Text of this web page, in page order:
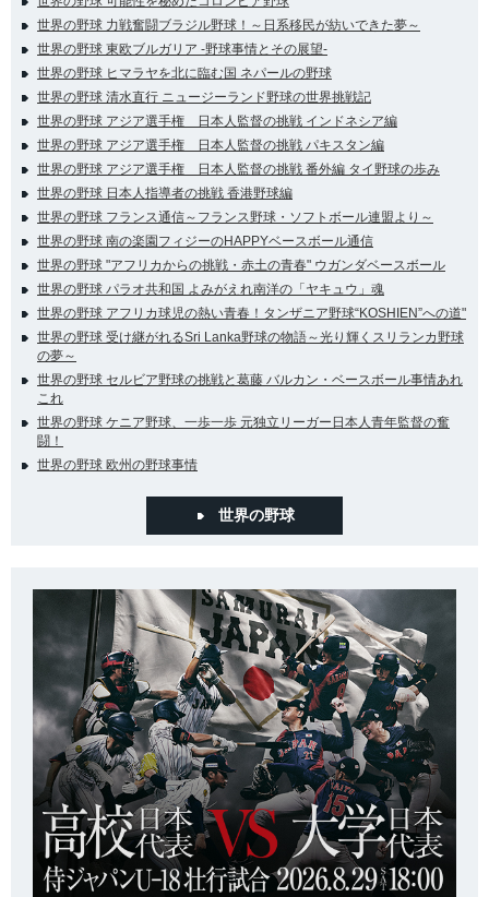
世界の野球 力戦奮闘ブラジル野球！～日系移民が紡いできた夢～
世界の野球 東欧ブルガリア -野球事情とその展望-
世界の野球 ヒマラヤを北に臨む国 ネパールの野球
世界の野球 清水直行 ニュージーランド野球の世界挑戦記
世界の野球 アジア選手権 日本人監督の挑戦 インドネシア編
世界の野球 アジア選手権 日本人監督の挑戦 パキスタン編
世界の野球 アジア選手権 日本人監督の挑戦 番外編 タイ野球の歩み
世界の野球 日本人指導者の挑戦 香港野球編
世界の野球 フランス通信～フランス野球・ソフトボール連盟より～
世界の野球 南の楽園フィジーのHAPPYベースボール通信
世界の野球 "アフリカからの挑戦・赤土の青春" ウガンダベースボール
世界の野球 パラオ共和国 よみがえれ南洋の「ヤキュウ」魂
世界の野球 アフリカ球児の熱い青春！タンザニア野球“KOSHIEN”への道"
世界の野球 受け継がれるSri Lanka野球の物語～光り輝くスリランカ野球
の夢～
世界の野球 セルビア野球の挑戦と葛藤 バルカン・ベースボール事情あれ
これ
世界の野球 ケニア野球、一歩一歩 元独立リーガー日本人青年監督の奮
闘！
世界の野球 欧州の野球事情
世界の野球